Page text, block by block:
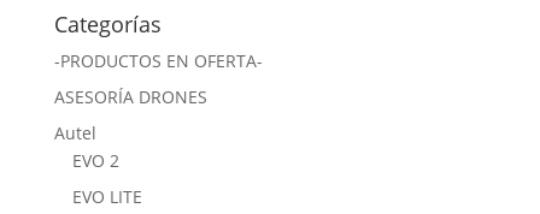
Categorías
-PRODUCTOS EN OFERTA-
ASESORÍA DRONES
Autel
EVO 2
EVO LITE